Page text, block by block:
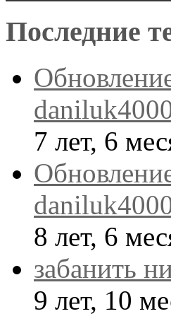
Последние
7 лет, 6
8 лет, 6
забанить
9 лет, 10